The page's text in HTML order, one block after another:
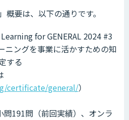
概要は、以下の通りです。
for GENERAL 2024 #3
ングを事業に活かすための知
する
certificate/general/）
191問（前回実績）、オンラ